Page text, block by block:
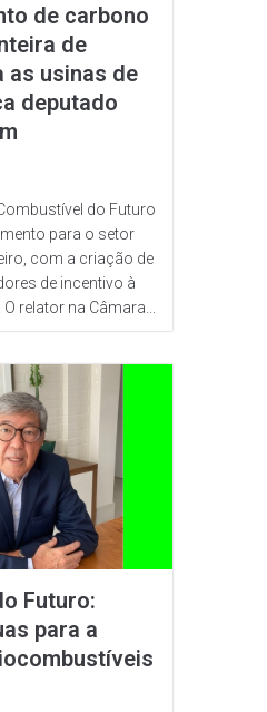
de carbono
de
as usinas de
deputado
do Futuro
para o setor
com a criação de
de incentivo à
relator na Câmara...
Futuro:
para a